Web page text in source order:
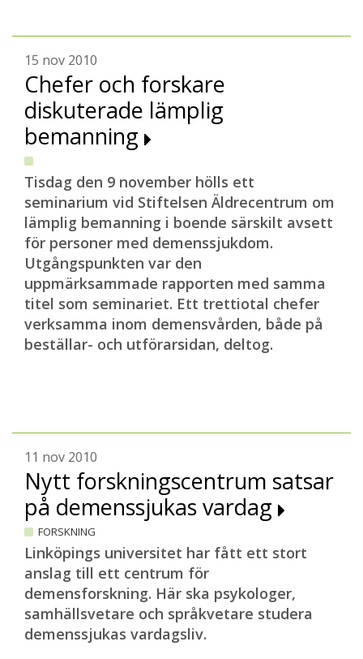
15 nov 2010
Chefer och forskare
diskuterade lämplig
bemanning
Tisdag den 9 november hölls ett
seminarium vid Stiftelsen Äldrecentrum om
lämplig bemanning i boende särskilt avsett
för personer med demenssjukdom.
Utgångspunkten var den
uppmärksammade rapporten med samma
titel som seminariet. Ett trettiotal chefer
verksamma inom demensvården, både på
beställar- och utförarsidan, deltog.
11 nov 2010
Nytt forskningscentrum satsar
på demenssjukas vardag
FORSKNING
Linköpings universitet har fått ett stort
anslag till ett centrum för
demensforskning. Här ska psykologer,
samhällsvetare och språkvetare studera
demenssjukas vardagsliv.